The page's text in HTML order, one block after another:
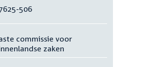
506
commissie voor
zaken